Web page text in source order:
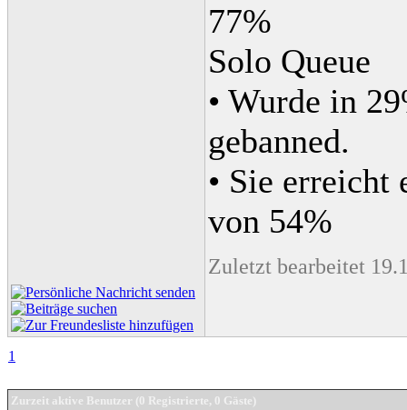
77%
Solo Queue
• Wurde in
gebanned.
• Sie erreicht
von 54%
Zuletzt bearbeitet
1
Zurzeit aktive Benutzer (0 Registrierte, 0 Gäste)